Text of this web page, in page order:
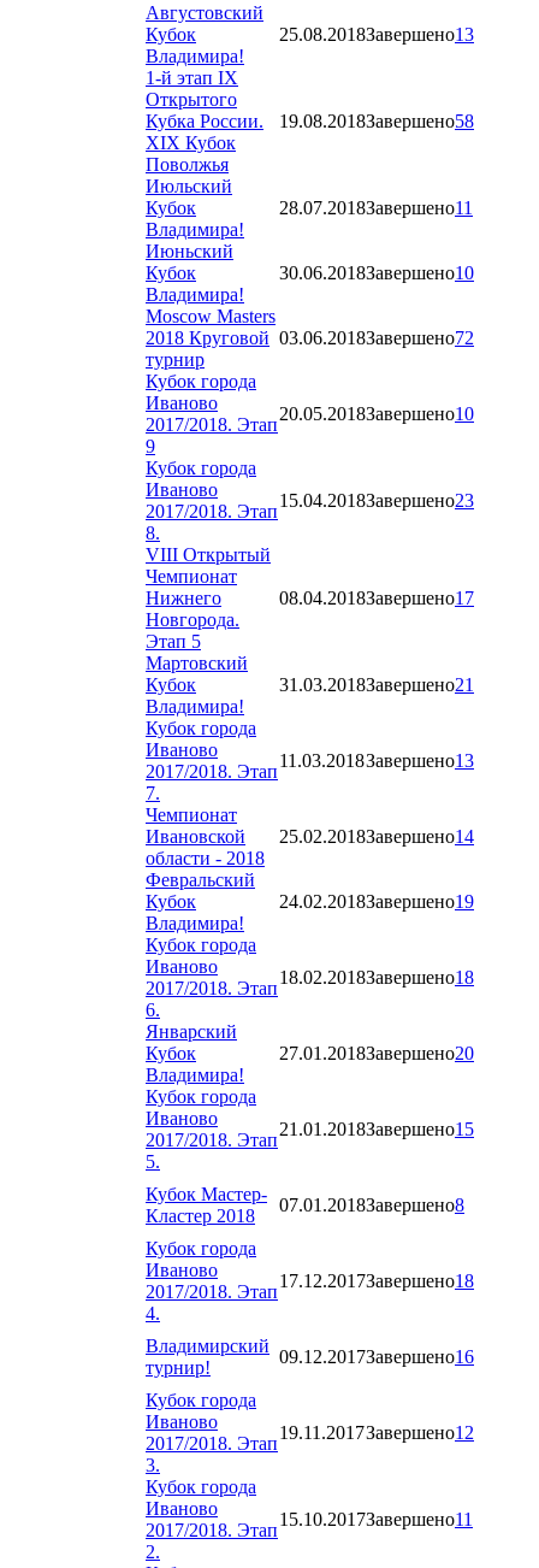
Августовский
Кубок
Владимира!
25.08.2018Завершено13
1-й этап IX
Открытого
Кубка России.
XIX Кубок
Поволжья
19.08.2018Завершено58
Июльский
Кубок
Владимира!
28.07.2018Завершено11
Июньский
Кубок
Владимира!
30.06.2018Завершено10
Moscow Masters
2018 Круговой
турнир
03.06.2018Завершено72
Кубок города
Иваново
2017/2018. Этап
9
20.05.2018Завершено10
Кубок города
Иваново
2017/2018. Этап
8.
15.04.2018Завершено23
VIII Открытый
Чемпионат
Нижнего
Новгорода.
Этап 5
08.04.2018Завершено17
Мартовский
Кубок
Владимира!
31.03.2018Завершено21
Кубок города
Иваново
2017/2018. Этап
7.
11.03.2018Завершено13
Чемпионат
Ивановской
области - 2018
25.02.2018Завершено14
Февральский
Кубок
Владимира!
24.02.2018Завершено19
Кубок города
Иваново
2017/2018. Этап
6.
18.02.2018Завершено18
Январский
Кубок
Владимира!
27.01.2018Завершено20
Кубок города
Иваново
2017/2018. Этап
5.
21.01.2018Завершено15
Кубок Мастер-
Кластер 2018
07.01.2018Завершено8
Кубок города
Иваново
2017/2018. Этап
4.
17.12.2017Завершено18
Владимирский
турнир!
09.12.2017Завершено16
Кубок города
Иваново
2017/2018. Этап
3.
19.11.2017Завершено12
Кубок города
Иваново
2017/2018. Этап
2.
15.10.2017Завершено11